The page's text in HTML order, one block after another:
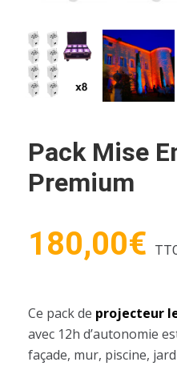
Pack Mise
Premium
180,00€
Ce pack de projecteur
avec 12h d’autonomie
façade, mur, piscine,